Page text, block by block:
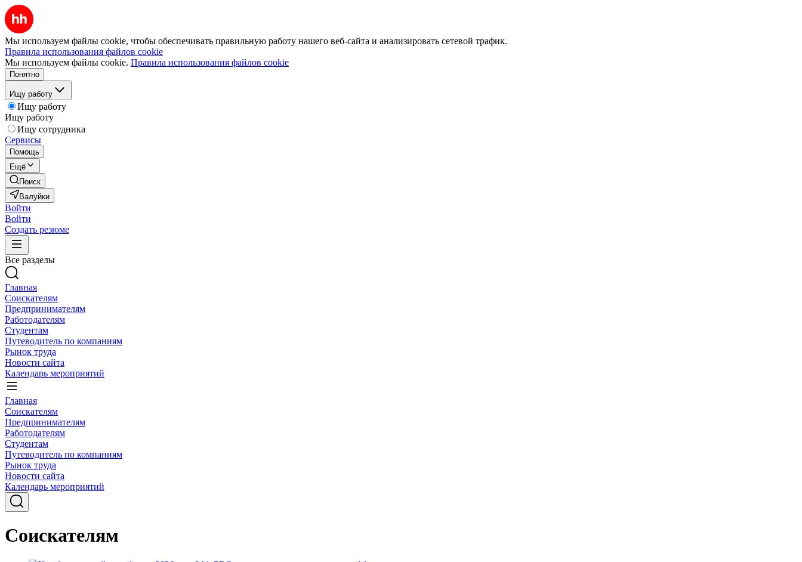
Мы используем файлы cookie, чтобы обеспечивать правильную работу нашего веб-сайта и анализировать сетевой трафик.
Правила использования файлов cookie
Мы используем файлы cookie. Правила использования файлов cookie
Понятно
Ищу работу
Ищу работу
Ищу работу
Ищу сотрудника
Сервисы
Помощь
Ещё
Поиск
Валуйки
Войти
Войти
Создать резюме
Все разделы
Главная
Соискателям
Предпринимателям
Работодателям
Студентам
Путеводитель по компаниям
Рынок труда
Новости сайта
Календарь мероприятий
Главная
Соискателям
Предпринимателям
Работодателям
Студентам
Путеводитель по компаниям
Рынок труда
Новости сайта
Календарь мероприятий
Соискателям